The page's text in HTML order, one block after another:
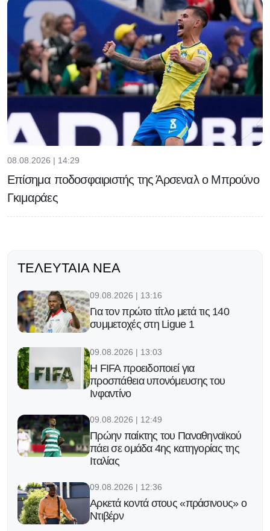
08.08.2026 | 14:29
Επίσημα ποδοσφαιριστής της Άρσεναλ ο Μπρούνο
Γκιμαράες
ΤΕΛΕΥΤΑΊΑ ΝΈΑ
09.08.2026 | 13:16
Για τον πρώτο τίτλο μετά τις 140
συμμετοχές στη Ligue 1
09.08.2026 | 13:03
Η FIFA προειδοποιεί για
προσπάθεια υπονόμευσης του
Ινφαντίνο
09.08.2026 | 12:49
Πρώην παίκτης του Παναθηναϊκού
πάει σε ομάδα 4ης κατηγορίας της
Ιταλίας
09.08.2026 | 12:36
Αρκετά κοντά στους «πράσινους» ο
Ντιβέρν